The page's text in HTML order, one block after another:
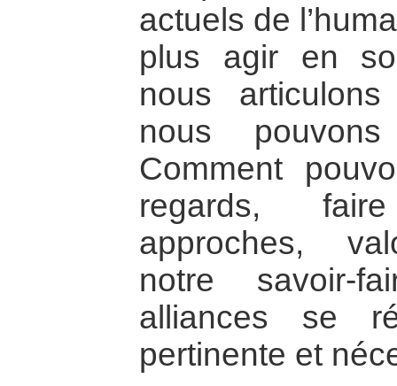
actuels de
plus agir en
nous
nous
Comment
regards,
approches,
notre savoir-
alliances se
pertinente et